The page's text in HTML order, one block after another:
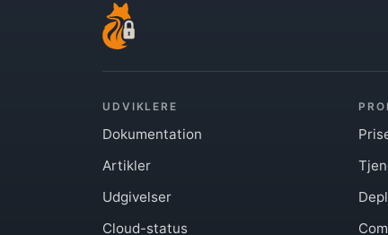
UDVIKLERE
Dokumentation
Artikler
Udgivelser
Cloud-status